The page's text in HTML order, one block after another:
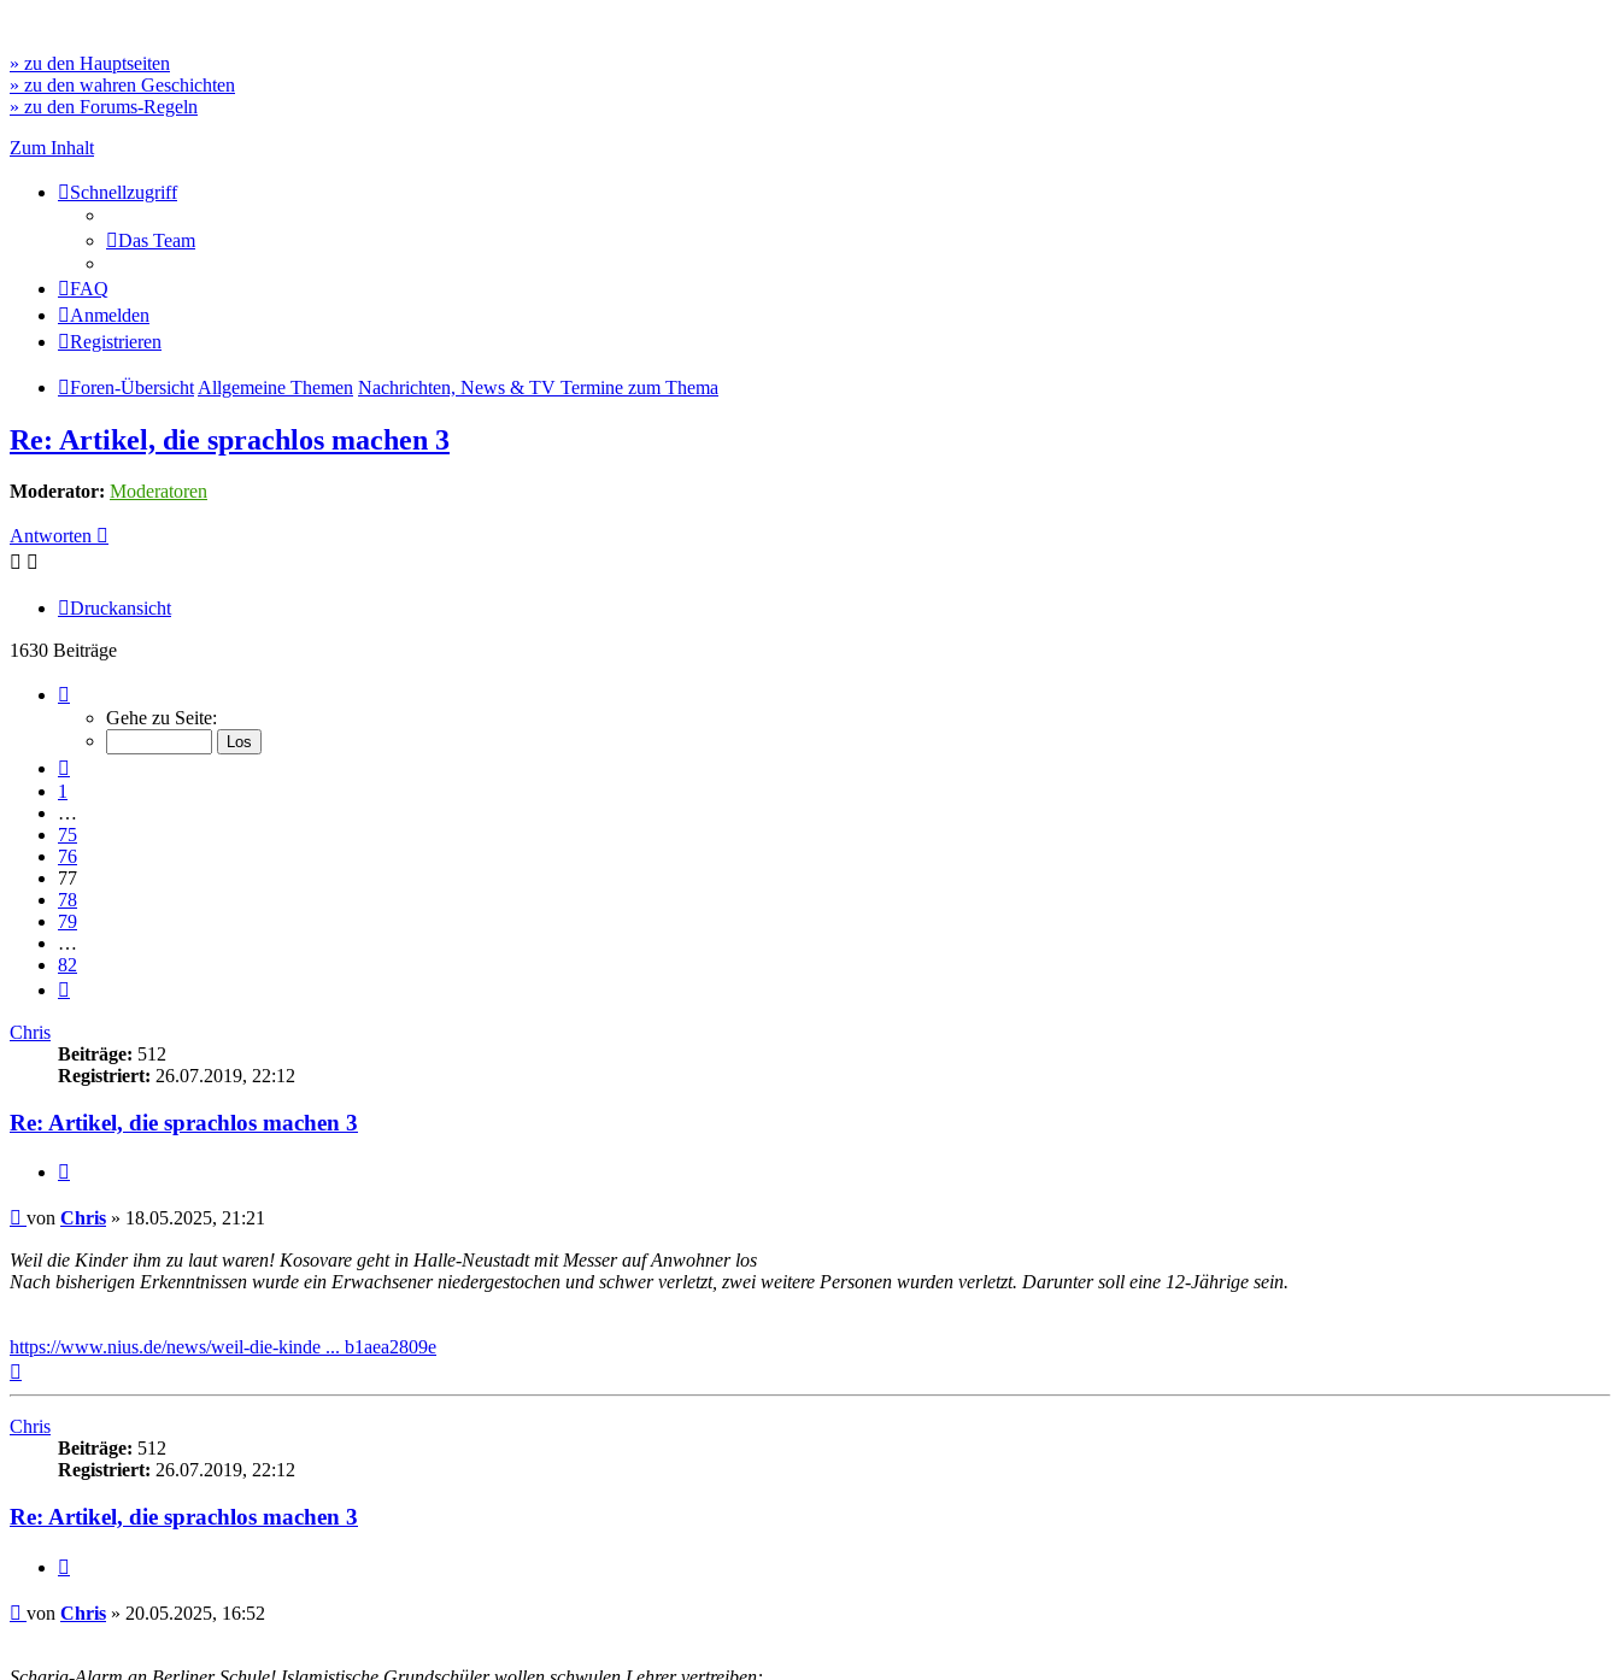
» zu den Hauptseiten
» zu den wahren Geschichten
» zu den Forums-Regeln
Zum Inhalt
Schnellzugriff
Das Team
FAQ
Anmelden
Registrieren
Foren-Übersicht Allgemeine Themen Nachrichten, News & TV Termine zum Thema
Re: Artikel, die sprachlos machen 3
Moderator: Moderatoren
Antworten
Druckansicht
1630 Beiträge
77
von
Gehe zu Seite:
1
…
75
76
77
78
79
…
82
Chris
Beiträge: 512
Registriert: 26.07.2019, 22:12
Re: Artikel, die sprachlos machen 3
Beitrag
von Chris » 18.05.2025, 21:21
Weil die Kinder ihm zu laut waren! Kosovare geht in Halle-Neustadt mit Messer auf Anwohner los
Nach bisherigen Erkenntnissen wurde ein Erwachsener niedergestochen und schwer verletzt, zwei weitere Personen wurden verletzt. Darunter soll eine 12-Jährige sein.
https://www.nius.de/news/weil-die-kinde ... b1aea2809e
Chris
Beiträge: 512
Registriert: 26.07.2019, 22:12
Re: Artikel, die sprachlos machen 3
Beitrag
von Chris » 20.05.2025, 16:52